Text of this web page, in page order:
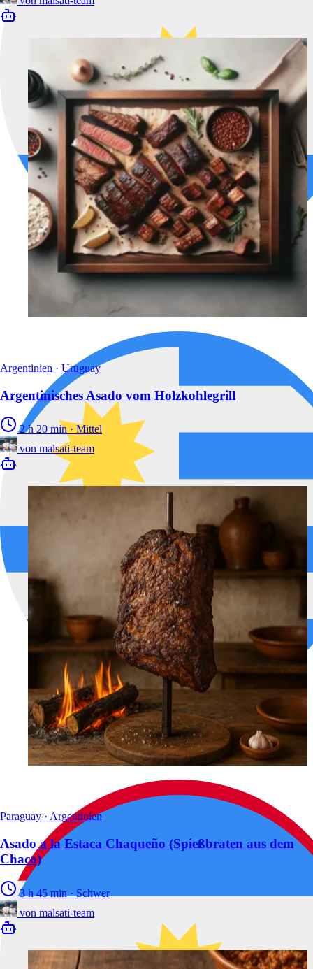
Argentinien · Uruguay
Argentinisches Asado vom Holzkohlegrill
2 h 20 min · Mittel
von malsati-team
Paraguay · Argentinien
Asado a la Estaca Chaqueño (Spießbraten aus dem
Chaco)
3 h 45 min ·Schwer
von malsati-team